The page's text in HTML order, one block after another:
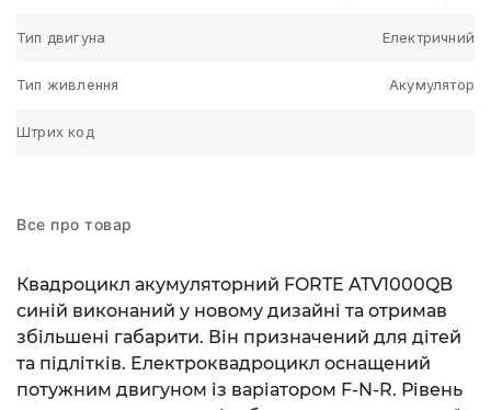
Тип двигуна Електричний
Тип живлення Акумулятор
Штрих код
Все про товар
Квадроцикл акумуляторний FORTE ATV1000QB
синій виконаний у новому дизайні та отримав
збільшені габарити. Він призначений для дітей
та підлітків. Електроквадроцикл оснащений
потужним двигуном із варіатором F-N-R. Рівень